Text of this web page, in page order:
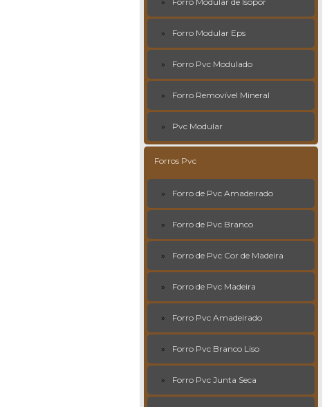
Forro Modular Eps
Forro Pvc Modulado
Forro Removível Mineral
Pvc Modular
Forros Pvc
Forro de Pvc Amadeirado
Forro de Pvc Branco
Forro de Pvc Cor de Madeira
Forro de Pvc Madeira
Forro Pvc Amadeirado
Forro Pvc Branco Liso
Forro Pvc Junta Seca